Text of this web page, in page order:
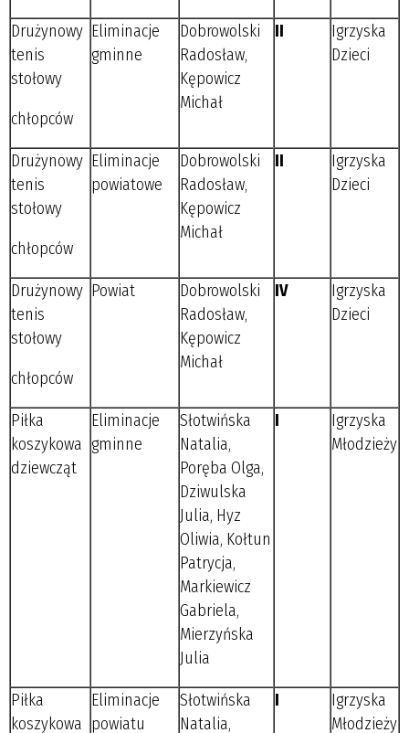
Drużynowy
tenis
stołowy
chłopców
Eliminacje
gminne
Dobrowolski
Radosław,
Kępowicz
Michał
II
Igrzyska
Dzieci
Drużynowy
tenis
stołowy
chłopców
Eliminacje
powiatowe
Dobrowolski
Radosław,
Kępowicz
Michał
II
Igrzyska
Dzieci
Drużynowy
tenis
stołowy
chłopców
Powiat
Dobrowolski
Radosław,
Kępowicz
Michał
IV
Igrzyska
Dzieci
Piłka
koszykowa
dziewcząt
Eliminacje
gminne
Słotwińska
Natalia,
Poręba Olga,
Dziwulska
Julia, Hyz
Oliwia, Kołtun
Patrycja,
Markiewicz
Gabriela,
Mierzyńska
Julia
I
Igrzyska
Młodzieży
Piłka
koszykowa
Eliminacje
powiatu
Słotwińska
Natalia,
I
Igrzyska
Młodzieży